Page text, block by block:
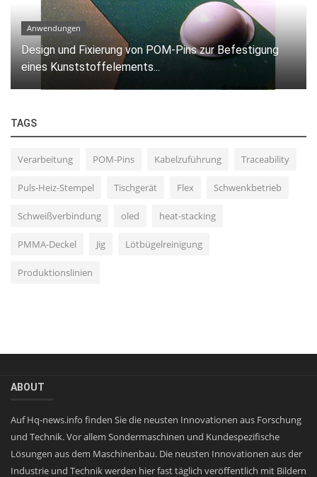
Technologie
Standardaufbau zur Automatisierten Bügellötung:
Effiziente und Präzise...
TAGS
Verarbeitung POM-Pins Kabelzuführung Traceability
Puls-Heiz-Stempel Tischgerät Flex Schwenkbetrieb
Schweißverbindung oled heat-stacking
PMMA-Deckel Jig Lötbügelreinigung
Produktionslinien
ABOUT
Auf Hq-news.info finden Sie die neusten Innovationen aus Forschung
und Technik. Vor allem Sondermaschinen und Kundespezifische
Lösungen aus dem Maschinenbau. Die neusten Innovationen aus der
Industrie und Technik werden hier fast täglich veröffentlich mit Bildern